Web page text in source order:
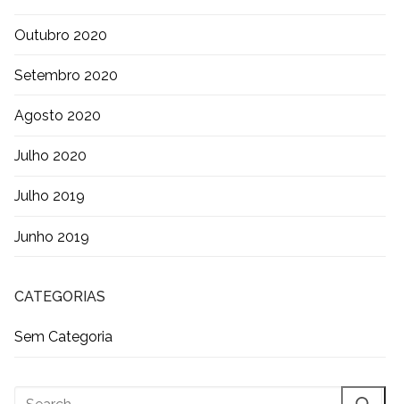
Outubro 2020
Setembro 2020
Agosto 2020
Julho 2020
Julho 2019
Junho 2019
CATEGORIAS
Sem Categoria